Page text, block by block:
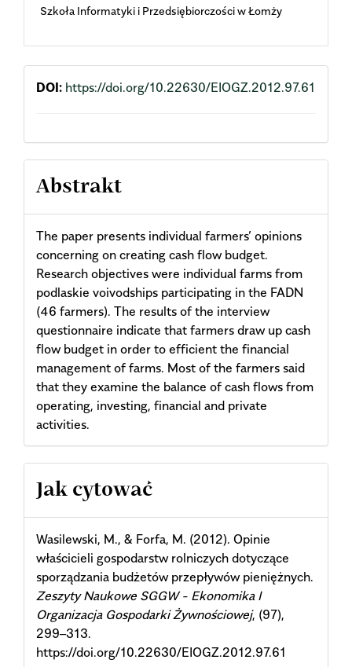
Szkoła Informatyki i Przedsiębiorczości w Łomży
DOI: https://doi.org/10.22630/EIOGZ.2012.97.61
Abstrakt
The paper presents individual farmers’ opinions
concerning on creating cash flow budget.
Research objectives were individual farms from
podlaskie voivodships participating in the FADN
(46 farmers). The results of the interview
questionnaire indicate that farmers draw up cash
flow budget in order to efficient the financial
management of farms. Most of the farmers said
that they examine the balance of cash flows from
operating, investing, financial and private
activities.
Article
Details
Jak cytować
Wasilewski, M., & Forfa, M. (2012). Opinie
właścicieli gospodarstw rolniczych dotyczące
sporządzania budżetów przepływów pieniężnych.
Zeszyty Naukowe SGGW - Ekonomika I
Organizacja Gospodarki Żywnościowej, (97),
299–313.
https://doi.org/10.22630/EIOGZ.2012.97.61